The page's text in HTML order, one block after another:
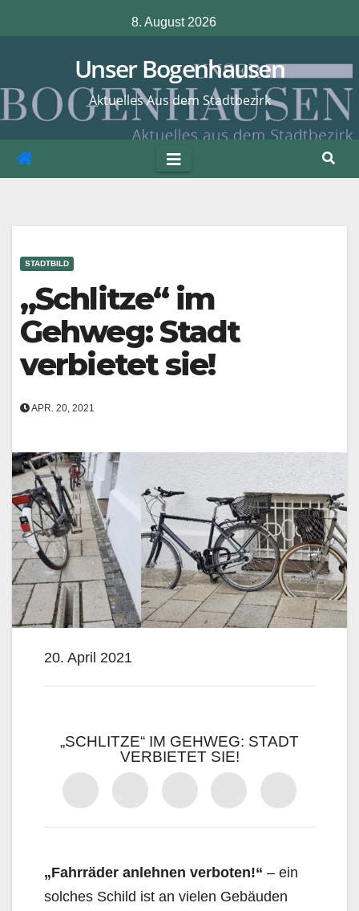
Inhalt
8. August 2026
Unser Bogenhausen
Aktuelles Aus dem Stadtbezirk
STADTBILD
„Schlitze“ im
Gehweg: Stadt
verbietet sie!
APR. 20, 2021
20. April 2021
„SCHLITZE“ IM GEHWEG: STADT
VERBIETET SIE!
„Fahrräder anlehnen verboten!“ – ein
solches Schild ist an vielen Gebäuden